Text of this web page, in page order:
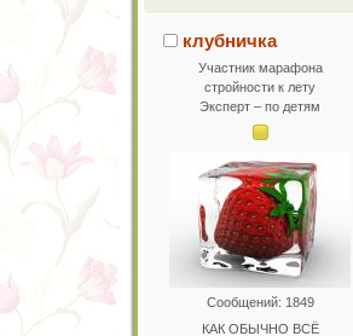
клубничка
Участник марафона
стройности к лету
Эксперт – по детям
Сообщений: 1849
КАК ОБЫЧНО ВСЁ